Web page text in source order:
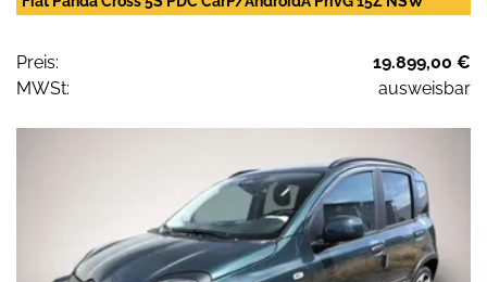
Preis:
19.899,00 €
MWSt:
ausweisbar